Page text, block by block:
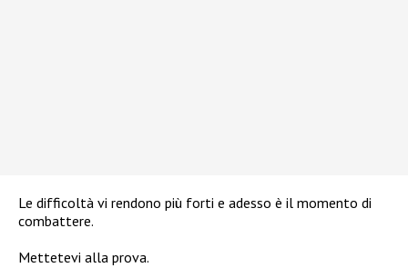
Le difficoltà vi rendono più forti e adesso è il momento di
combattere.
Mettetevi alla prova.